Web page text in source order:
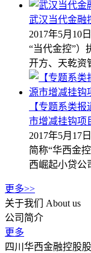
武汉当代金融
2017年5月10
“当代金控”）
开方、天乾资
【专题系类
市增减挂钩项
2017年5月17
简称“华西金
西崛起小贷公
更多>>
关于我们
About us
公司简介
更多
四川华西金融控股